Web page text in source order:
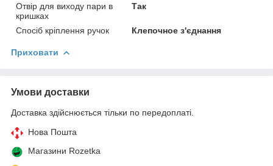
Отвір для виходу пари в
кришках
Так
Спосіб кріплення ручок Клепочное з'єднання
Приховати
Умови доставки
Доставка здійснюється тільки по передоплаті.
Нова Пошта
Магазини Rozetka